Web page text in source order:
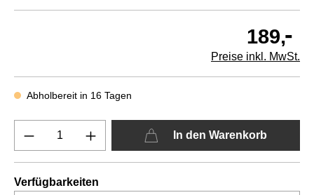
189,
-
Preise inkl. MwSt.
Abholbereit in 16 Tagen
In den Warenkorb
Verfügbarkeiten